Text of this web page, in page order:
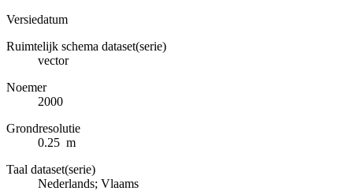
Versiedatum
Ruimtelijk schema dataset(serie)
vector
Noemer
2000
Grondresolutie
0.25 m
Taal dataset(serie)
Nederlands; Vlaams